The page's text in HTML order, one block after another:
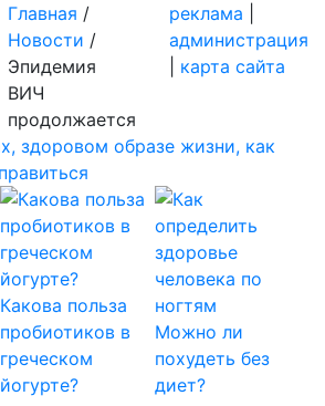
Главная /
Новости /
Эпидемия
ВИЧ
продолжается
реклама
администрация
карта сайта
Какова польза
пробиотиков в
греческом
йогурте?
Можно ли
похудеть без
диет?